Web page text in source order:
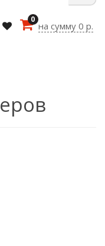
0
на сумму 0 р.